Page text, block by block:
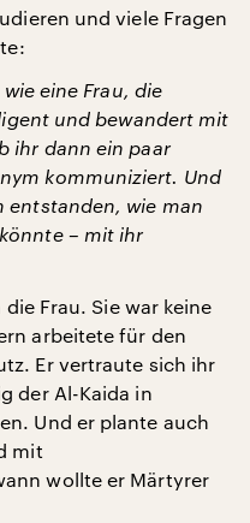
und viele Fragen
eine Frau, die
und bewandert mit
ihr dann ein paar
kommuniziert. Und
entstanden, wie man
– mit ihr
Frau. Sie war keine
arbeitete für den
Er vertraute sich ihr
der Al-Kaida in
Und er plante auch
mit
wollte er Märtyrer